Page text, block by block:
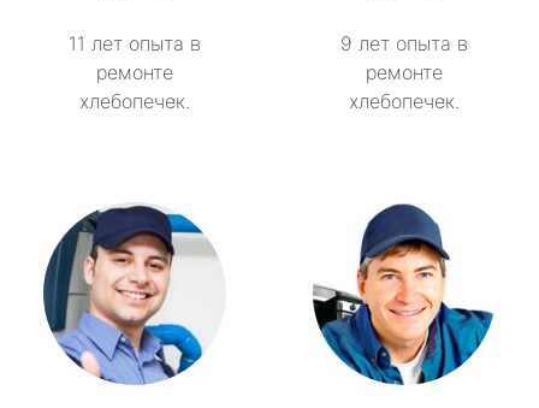
11 лет опыта в
ремонте
хлебопечек.
9 лет опыта в
ремонте
хлебопечек.